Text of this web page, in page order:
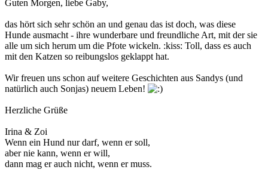
Guten Morgen, liebe Gaby,
das hört sich sehr schön an und genau das ist doch, was diese
Hunde ausmacht - ihre wunderbare und freundliche Art, mit der sie
alle um sich herum um die Pfote wickeln. :kiss: Toll, dass es auch
mit den Katzen so reibungslos geklappt hat.
Wir freuen uns schon auf weitere Geschichten aus Sandys (und
natürlich auch Sonjas) neuem Leben!
Herzliche Grüße
Irina & Zoi
Wenn ein Hund nur darf, wenn er soll,
aber nie kann, wenn er will,
dann mag er auch nicht, wenn er muss.